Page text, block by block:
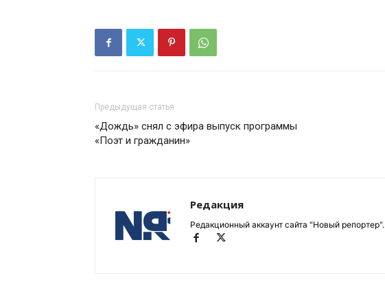
Предыдущая статья
«Дождь» снял с эфира выпуск программы
«Поэт и гражданин»
Редакция
Редакционный аккаунт сайта "Новый репортер".